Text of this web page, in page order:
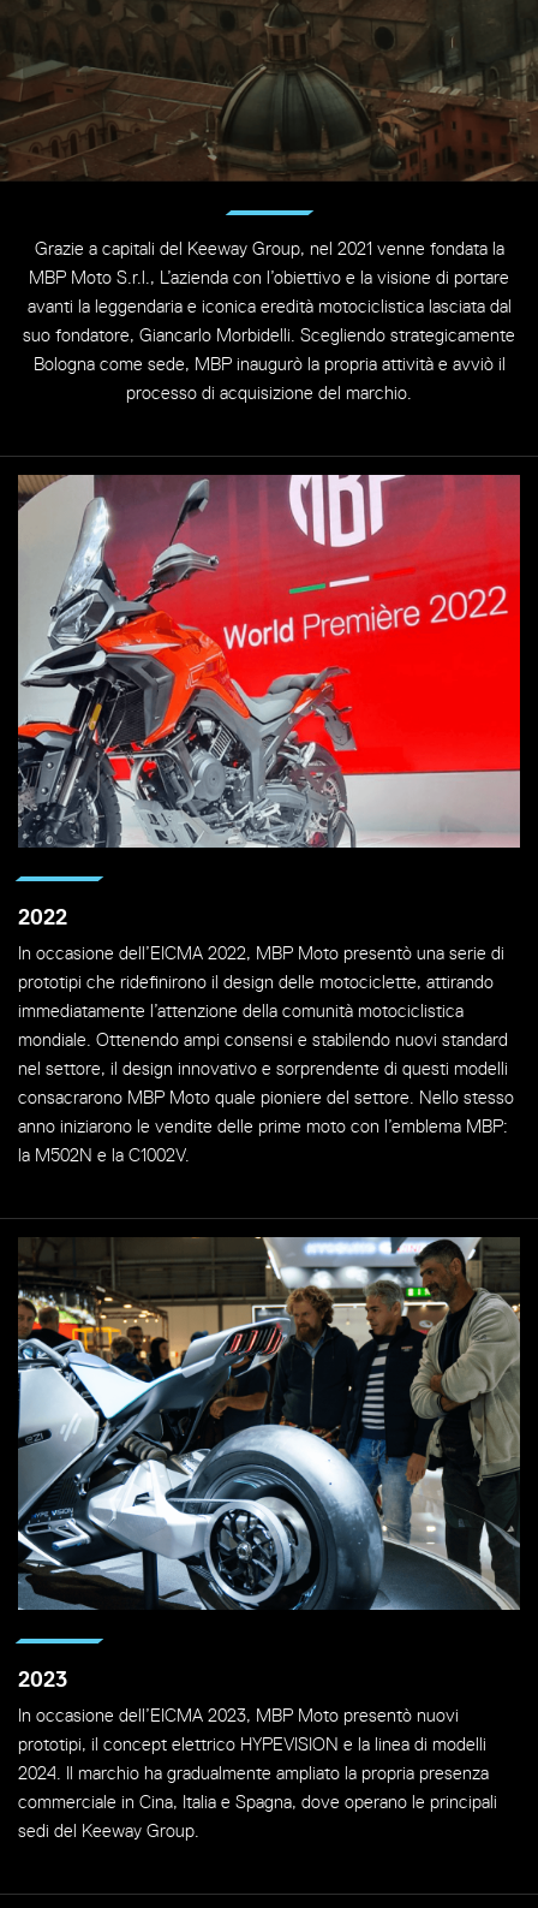
Grazie a capitali del Keeway Group, nel 2021 venne fondata la
MBP Moto S.r.l., L’azienda con l’obiettivo e la visione di portare
avanti la leggendaria e iconica eredità motociclistica lasciata dal
suo fondatore, Giancarlo Morbidelli. Scegliendo strategicamente
Bologna come sede, MBP inaugurò la propria attività e avviò il
processo di acquisizione del marchio.
2022
In occasione dell’EICMA 2022, MBP Moto presentò una serie di
prototipi che ridefinirono il design delle motociclette, attirando
immediatamente l’attenzione della comunità motociclistica
mondiale. Ottenendo ampi consensi e stabilendo nuovi standard
nel settore, il design innovativo e sorprendente di questi modelli
consacrarono MBP Moto quale pioniere del settore. Nello stesso
anno iniziarono le vendite delle prime moto con l’emblema MBP:
la M502N e la C1002V.
2023
In occasione dell’EICMA 2023, MBP Moto presentò nuovi
prototipi, il concept elettrico HYPEVISION e la linea di modelli
2024. Il marchio ha gradualmente ampliato la propria presenza
commerciale in Cina, Italia e Spagna, dove operano le principali
sedi del Keeway Group.